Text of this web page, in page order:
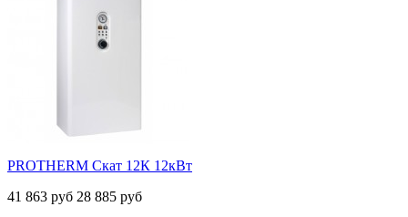
PROTHERM Скат 12К 12кВт
41 863 руб 28 885 руб